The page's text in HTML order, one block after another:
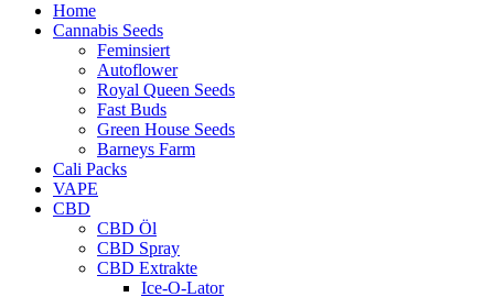
Home
Cannabis Seeds
Feminsiert
Autoflower
Royal Queen Seeds
Fast Buds
Green House Seeds
Barneys Farm
Cali Packs
VAPE
CBD
CBD Öl
CBD Spray
CBD Extrakte
Ice-O-Lator